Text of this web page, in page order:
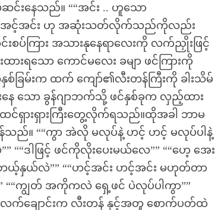
င်းနေသည်။ ““အင်း .. ဟူသော
မှ အင့်အင်း ဟု အဆုံးသတ်လိုက်သည်ကိုလည်း
ပ်ကြား အသားနုနေရာလေးကို လက်ညှိုးဖြင့်
းရသော ကောင်မလေး ခမျာ ဖင်ကြားကို
ြမ်းက ထက် ကျော်၏လီးတန်ကြီးကို ခါးသိမ်
ေ သော ခွန်ဂျာဘက်သို့ ဖင်နှစ်ခုက လှည့်ထား
ရှားရှားကြီးတွေ့လိုက်ရသည်။ထိုအခါ ဘာမ
န်သည်။ ““ကွာ အဲလို မလုပ်နဲ့ ဟင့် ဟင့် မလုပ်ပါနဲ့
ဒါဖြင့် ဖင်ကိုလိုးပေးမယ်လေ”” ““ဟေ့ အေး
ဘယ့်နှယ်လဲ”” ““ဟင့်အင်း ဟင့်အင်း မဟုတ်တာ
““ကျွတ် အကိုကလဲ ရှေ့ဖင် ပဲလုပ်ပါကွာ””
လက်ချောင်းက လီးတန် နှင့်အတူ စောက်ပတ်ထဲ